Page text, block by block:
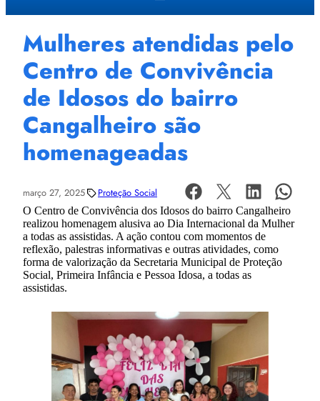
a
Mulheres atendidas pelo
Centro de Convivência
de Idosos do bairro
Cangalheiro são
homenageadas
março 27, 2025 Proteção Social
O Centro de Convivência dos Idosos do bairro Cangalheiro
realizou homenagem alusiva ao Dia Internacional da Mulher
a todas as assistidas. A ação contou com momentos de
reflexão, palestras informativas e outras atividades, como
forma de valorização da Secretaria Municipal de Proteção
Social, Primeira Infância e Pessoa Idosa, a todas as
assistidas.